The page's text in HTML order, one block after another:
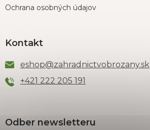
Ochrana osobných údajov
Kontakt
eshop@zahradnictvobrozany.sk
+421 222 205 191
Odber newsletteru